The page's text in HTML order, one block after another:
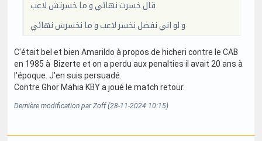
قال خسرت نهائي و ما خسرتش لاعب
و لو اني نفضل نخسر لاعب و ما نخسرش نهائي
C'était bel et bien Amarildo à propos de hicheri contre le CAB
en 1985 à Bizerte et on a perdu aux penalties il avait 20 ans à
l'époque. J'en suis persuadé.
Contre Ghor Mahia KBY a joué le match retour.
Dernière modification par Zoff (28-11-2024 10:15)